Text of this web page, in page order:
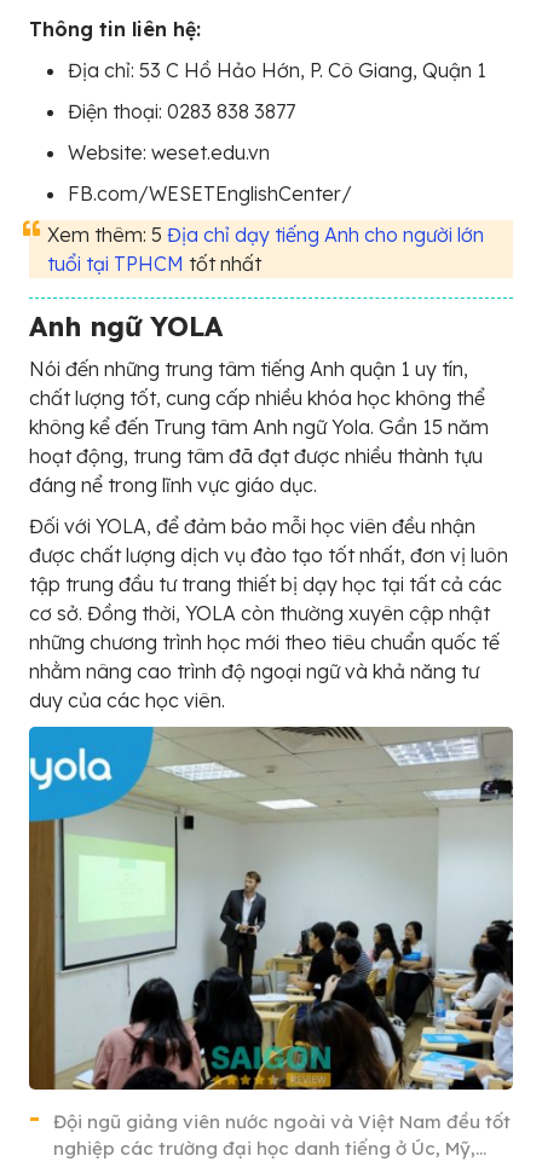
Thông tin liên hệ:
Địa chỉ: 53 C Hồ Hảo Hớn, P. Cô Giang, Quận 1
Điện thoại: 0283 838 3877
Website: weset.edu.vn
FB.com/WESETEnglishCenter/
Xem thêm: 5 Địa chỉ dạy tiếng Anh cho người lớn
tuổi tại TPHCM tốt nhất
Anh ngữ YOLA
Nói đến những trung tâm tiếng Anh quận 1 uy tín,
chất lượng tốt, cung cấp nhiều khóa học không thể
không kể đến Trung tâm Anh ngữ Yola. Gần 15 năm
hoạt động, trung tâm đã đạt được nhiều thành tựu
đáng nể trong lĩnh vực giáo dục.
Đối với YOLA, để đảm bảo mỗi học viên đều nhận
được chất lượng dịch vụ đào tạo tốt nhất, đơn vị luôn
tập trung đầu tư trang thiết bị dạy học tại tất cả các
cơ sở. Đồng thời, YOLA còn thường xuyên cập nhật
những chương trình học mới theo tiêu chuẩn quốc tế
nhằm nâng cao trình độ ngoại ngữ và khả năng tư
duy của các học viên.
Đội ngũ giảng viên nước ngoài và Việt Nam đều tốt
nghiệp các trường đại học danh tiếng ở Úc, Mỹ,…